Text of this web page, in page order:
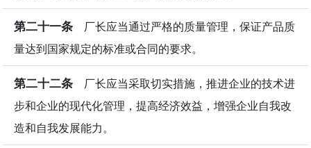
第二十一条 厂长应当通过严格的质量管理，保证产品质
量达到国家规定的标准或合同的要求。
第二十二条 厂长应当采取切实措施，推进企业的技术进
步和企业的现代化管理，提高经济效益，增强企业自我改
造和自我发展能力。